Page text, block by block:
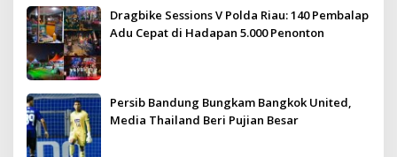
Dragbike Sessions V Polda Riau: 140 Pembalap
Adu Cepat di Hadapan 5.000 Penonton
Persib Bandung Bungkam Bangkok United,
Media Thailand Beri Pujian Besar